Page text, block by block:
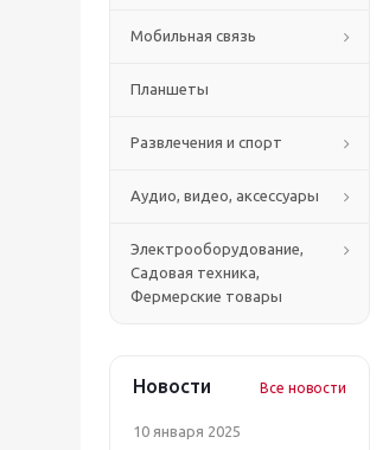
Мобильная связь
Планшеты
Развлечения и спорт
Аудио, видео, аксессуары
Электрооборудование,
Садовая техника,
Фермерские товары
Новости Все новости
10 января 2025